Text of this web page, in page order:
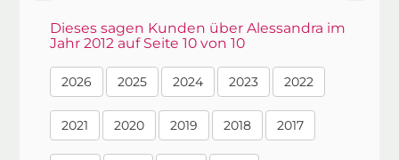
Dieses sagen Kunden über Alessandra im
Jahr 2012 auf Seite 10 von 10
2026 2025 2024 2023 2022
2021 2020 2019 2018 2017